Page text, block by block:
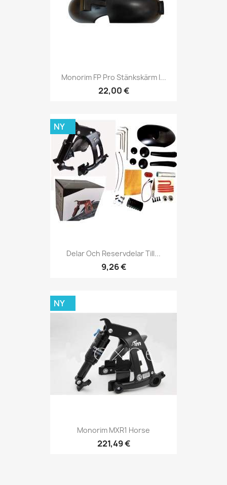
Monorim FP Pro Stänkskärm I...
22,00 €
Delar Och Reservdelar Till...
9,26 €
NY
Monorim MXR1 Horse
221,49 €
NY